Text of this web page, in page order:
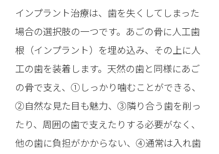
インプラント治療は、歯を失くしてしまった
場合の選択肢の一つです。あごの骨に人工歯
根（インプラント）を埋め込み、その上に人
工の歯を装着します。天然の歯と同様にあご
の骨で支え、①しっかり噛むことができる、
②自然な見た目も魅力、③隣り合う歯を削っ
たり、周囲の歯で支えたりする必要がなく、
他の歯に負担がかからない、④通常は入れ歯